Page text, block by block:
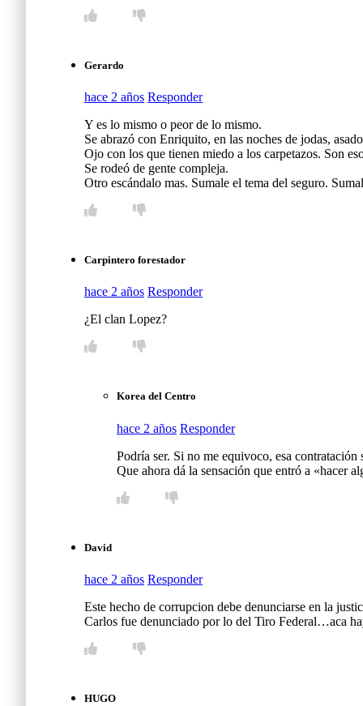
Gerardo
hace 2 años Responder
Y es lo mismo o peor de lo mismo.
Se abrazó con Enriquito, en las noches de jodas,
Ojo con los que tienen miedo a los carpetazos. Son
Se rodeó de gente compleja.
Otro escándalo mas. Sumale el tema del seguro.
Carpintero forestador
hace 2 años Responder
¿El clan Lopez?
Korea del Centro
hace 2 años Responder
Podría ser. Si no me equivoco, esa contratación
Que ahora dá la sensación que entró a «hacer
David
hace 2 años Responder
Este hecho de corrupcion debe denunciarse en la
Carlos fue denunciado por lo del Tiro Federal…aca
HUGO